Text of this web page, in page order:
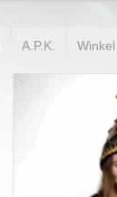
A.P.K. Winkel